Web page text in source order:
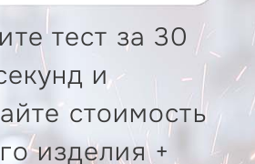
20% 81.12 руб. (Восемьдесят
копеек). Доставка
на Калужский завод
Машиностроения по адресу:
12В, деревня Железняки,
резки использовалась
тест за 30
и
стоимость
изделия +